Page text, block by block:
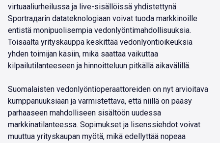
virtuaaliurheilussa ja live-sisällöissä yhdistettynä
Sportrадаrin datateknologiaan voivat tuoda markkinoille
entistä monipuolisempia vedonlyöntimahdollisuuksia.
Toisaalta yrityskauppa keskittää vedonlyöntioikeuksia
yhden toimijan käsiin, mikä saattaa vaikuttaa
kilpailutilanteeseen ja hinnoitteluun pitkällä aikavälillä.
Suomalaisten vedonlyöntioperaattoreiden on nyt arvioitava
kumppanuuksiaan ja varmistettava, että niillä on pääsy
parhaaseen mahdolliseen sisältöön uudessa
markkinatilanteessa. Sopimukset ja lisenssiehdot voivat
muuttua yrityskaupan myötä, mikä edellyttää nopeaa